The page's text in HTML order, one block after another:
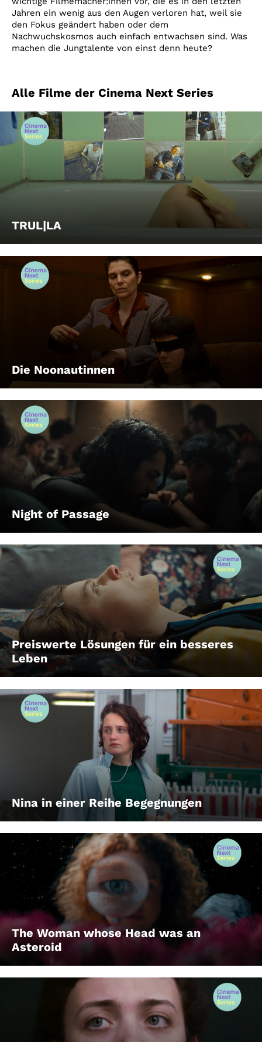
Jahren ein wenig aus den Augen verloren hat, weil sie
den Fokus geändert haben oder dem
Nachwuchskosmos auch einfach entwachsen sind. Was
machen die Jungtalente von einst denn heute?
Alle Filme der Cinema Next Series
TRUL|LA
Die Noonautinnen
Night of Passage
Preiswerte Lösungen für ein besseres
Leben
Nina in einer Reihe Begegnungen
The Woman whose Head was an
Asteroid